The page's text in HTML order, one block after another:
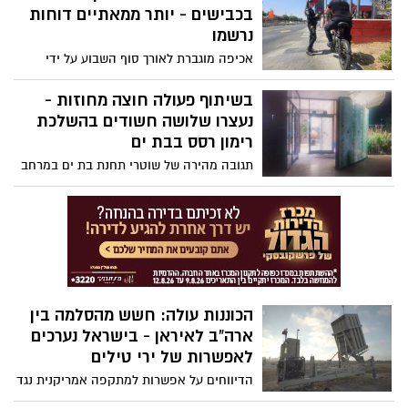
הסתיימו בסוף השבוע האחרון בהצלחה
האמנים הגדולים בישראל ואווירה חגיגית
באופן רשמי את חגיגות המאה לעיר
בכבישים - יותר ממאתיים דוחות
נרשמו
אכיפה מוגברת לאורך סוף השבוע על ידי
שוטרי מרחב איילון, בשת"פ סיירת האופנועים
הארצית ויחידות הפיקוח העירוני של הערים
תל אביב, חולון ובת ים: במסגרתה נרשמו 267
דו"חות בגין עבירות מסכנות חיים ובוצעו
עשרות החרמות של כלים מיקרומוביליטיים
שבאמצעותם בוצעו עבירות תנועה
בשיתוף פעולה חוצה מחוזות -
נעצרו שלושה חשודים בהשלכת
רימון רסס בבת ים
תגובה מהירה של שוטרי תחנת בת ים במרחב
איילון בשת"פ שוטרי תחנת אשדוד במרחב
לכיש, הובילה למעצרם של שלושה חשודים
זמן קצר לאחר אירוע פיצוץ רימון רסס ברחוב
בעיר בת ים; הבוקר תבקש המשטרה להאריך
מעצרם בבית המשפט
הכוננות עולה: חשש מהסלמה בין
ארה”ב לאיראן - בישראל נערכים
לאפשרות של ירי טילים
הדיווחים על אפשרות למתקפה אמריקנית נגד
יעדים באיראן והאיומים מצד טהרן להגיב נגד